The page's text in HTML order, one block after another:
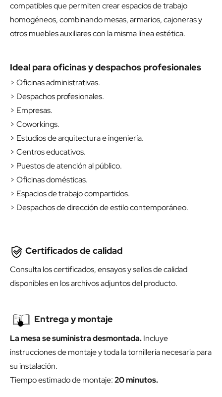
compatibles que permiten crear espacios de trabajo
homogéneos, combinando mesas, armarios, cajoneras y
otros muebles auxiliares con la misma línea estética.
Ideal para oficinas y despachos profesionales
> Oficinas administrativas.
> Despachos profesionales.
> Empresas.
> Coworkings.
> Estudios de arquitectura e ingeniería.
> Centros educativos.
> Puestos de atención al público.
> Oficinas domésticas.
> Espacios de trabajo compartidos.
> Despachos de dirección de estilo contemporáneo.
Certificados de calidad
Consulta los certificados, ensayos y sellos de calidad
disponibles en los archivos adjuntos del producto.
Entrega y montaje
La mesa se suministra desmontada.Incluye
instrucciones de montaje y toda la tornillería necesaria para
su instalación.
Tiempo estimado de montaje:20 minutos.